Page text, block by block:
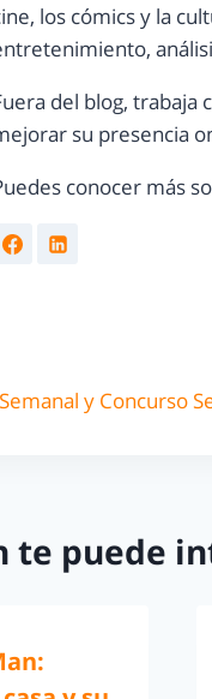
los cómics y la
del blog, trabaja
su presencia
conocer más
y Concurso
te puede